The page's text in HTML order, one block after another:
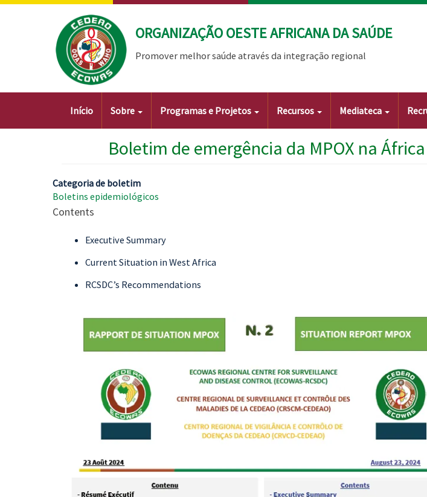
Passar
ORGANIZAÇÃO OESTE AFRICANA DA SAÚDE
Promover melhor saúde através da integração regional
Main
Início Sobre Programas e Projetos Recursos Mediateca
Boletim de emergência da MPOX na
Categoria de boletim
Boletins epidemiológicos
Contents
Executive Summary
Current Situation in West Africa
RCSDC’s Recommendations